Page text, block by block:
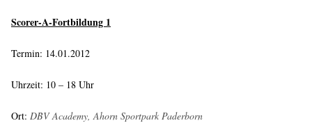
Scorer-A-Fortbildung 1
Termin: 14.01.2012
Uhrzeit: 10 – 18 Uhr
Ort: DBV Academy, Ahorn Sportpark Paderborn